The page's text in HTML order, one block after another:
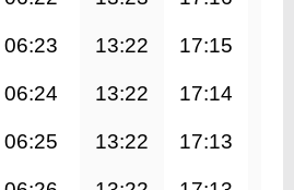
06:23 13:22 17:15
06:24 13:22 17:14
06:25 13:22 17:13